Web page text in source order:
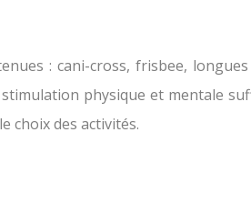
: cani-cross, frisbee,
physique et mentale
choix des activités.